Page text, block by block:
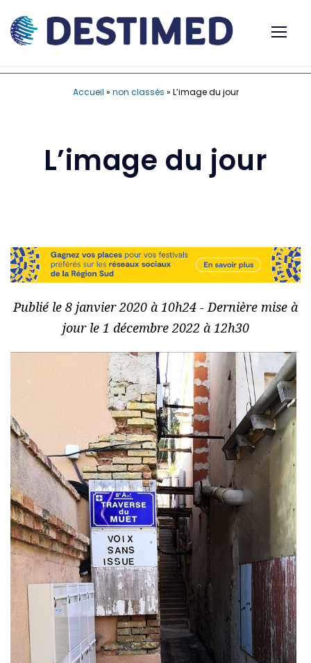
Accueil » non classés » L’image du jour
L’image du jour
Publié le 8 janvier 2020 à 10h24 - Dernière mise à
jour le 1 décembre 2022 à 12h30